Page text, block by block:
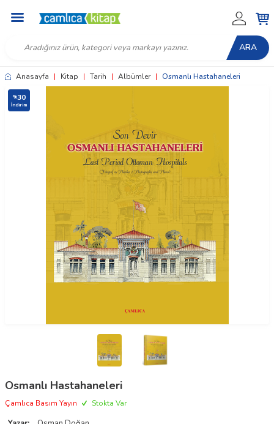
ARA
Anasayfa | Kitap | Tarih | Albümler | Osmanlı Hastahaneleri
%30
İndirim
Osmanlı Hastahaneleri
Çamlıca Basım Yayın Stokta Var